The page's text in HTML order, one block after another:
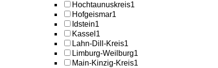
Hochtaunuskreis1
Hofgeismar1
Idstein1
Kassel 1
Lahn-Dill-Kreis1
Limburg-Weilburg1
Main-Kinzig-Kreis1